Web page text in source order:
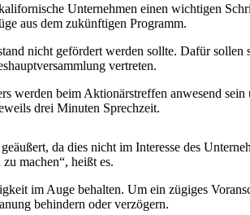
Unternehmen einen wichtigen
aus dem zukünftigen Programm.
nicht gefördert werden sollte. Dafür sollen
vertreten.
werden beim Aktionärstreffen anwesend sein
drei Minuten Sprechzeit.
da dies nicht im Interesse des
machen“, heißt es.
im Auge behalten. Um ein zügiges
behindern oder verzögern.